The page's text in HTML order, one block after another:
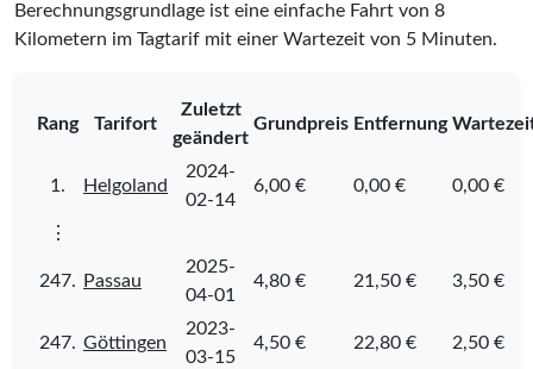
Berechnungsgrundlage ist eine einfache Fahrt von 8
Kilometern im Tagtarif mit einer Wartezeit von 5 Minuten.
Rang Tarifort
Zuletzt
geändert
Grundpreis Entfernung
1. Helgoland
2024-
02-14
6,00 € 0,00 € 0,00 €
⋮
247. Passau
2025-
04-01
4,80 € 21,50 € 3,50 €
247. Göttingen
2023-
03-15
4,50 € 22,80 € 2,50 €